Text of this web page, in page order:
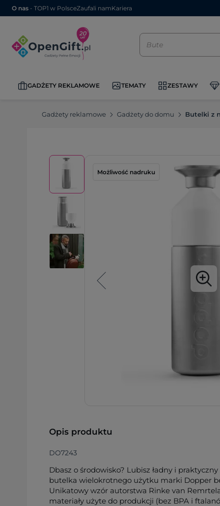
O nas - TOP1 w PolsceZaufali namKariera
GADŻETY REKLAMOWE TEMATY ZESTAWY
Gadżety reklamowe Gadżety do domu Butelki z
Możliwość nadruku
Opis produktu
DO7243
Dbasz o środowisko? Lubisz ładny i
butelka wielokrotnego użytku marki Dopper
Unikatowy wzór autorstwa Rinke van
materiały użyte do produkcji (bez BPA i